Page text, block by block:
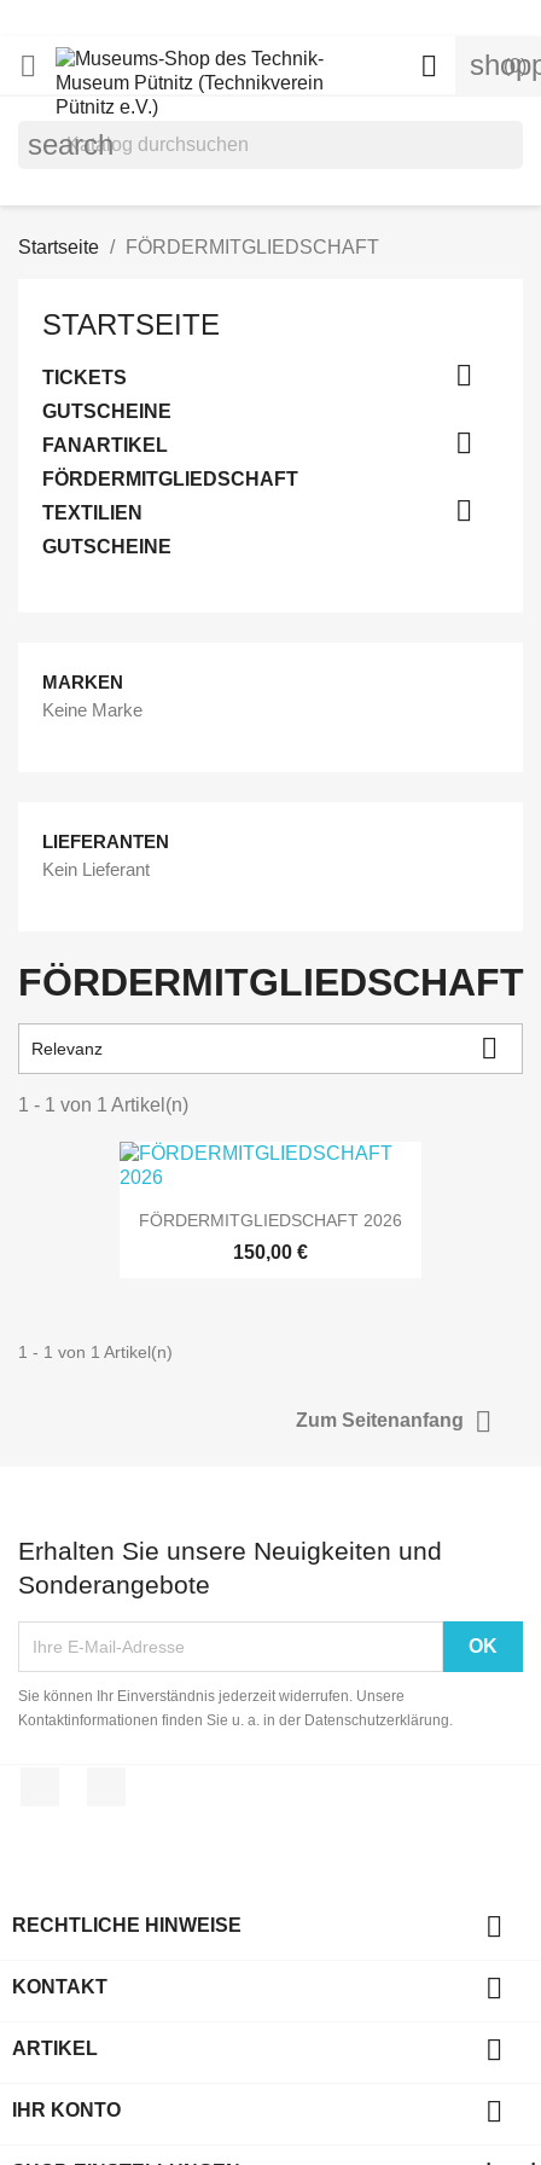
 (0)

search
Startseite FÖRDERMITGLIEDSCHAFT
STARTSEITE
TICKETS 
GUTSCHEINE
FANARTIKEL

FÖRDERMITGLIEDSCHAFT
TEXTILIEN

GUTSCHEINE
MARKEN
Keine Marke
LIEFERANTEN
Kein Lieferant
FÖRDERMITGLIEDSCHAFT
Relevanz 
1 - 1 von 1 Artikel(n)
FÖRDERMITGLIEDSCHAFT 2026
150,00 €
1 - 1 von 1 Artikel(n)
Zum Seitenanfang 
Erhalten Sie unsere Neuigkeiten und
Sonderangebote
Sie können Ihr Einverständnis jederzeit widerrufen. Unsere
Kontaktinformationen finden Sie u. a. in der Datenschutzerklärung.
RECHTLICHE HINWEISE 
KONTAKT 
ARTIKEL 
IHR KONTO 